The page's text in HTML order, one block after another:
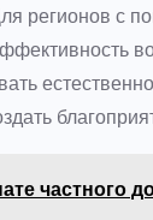
регионов с
частного